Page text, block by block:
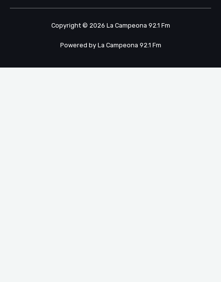
Copyright © 2026 La Campeona 92.1 Fm
Powered by La Campeona 92.1 Fm